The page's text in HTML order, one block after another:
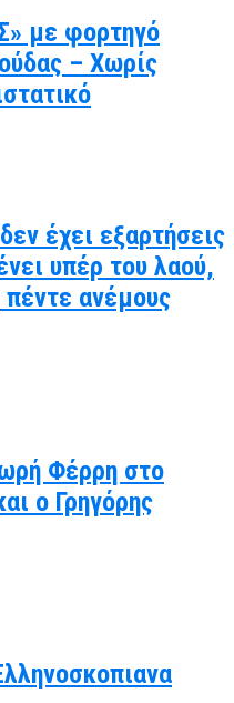
με φορτηγό
– Χωρίς
έχει εξαρτήσεις
υπέρ του λαού,
πέντε ανέμους
Φέρρη στο
ο Γρηγόρης